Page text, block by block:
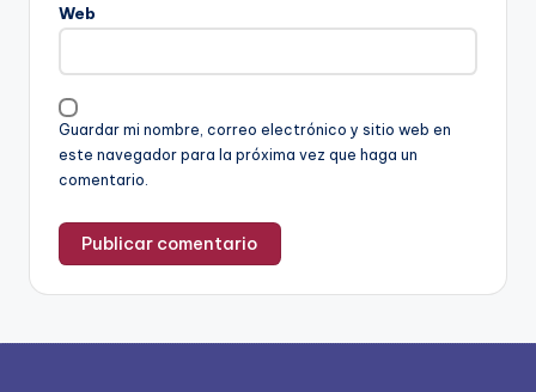
Web
Guardar mi nombre, correo electrónico y sitio web en
este navegador para la próxima vez que haga un
comentario.